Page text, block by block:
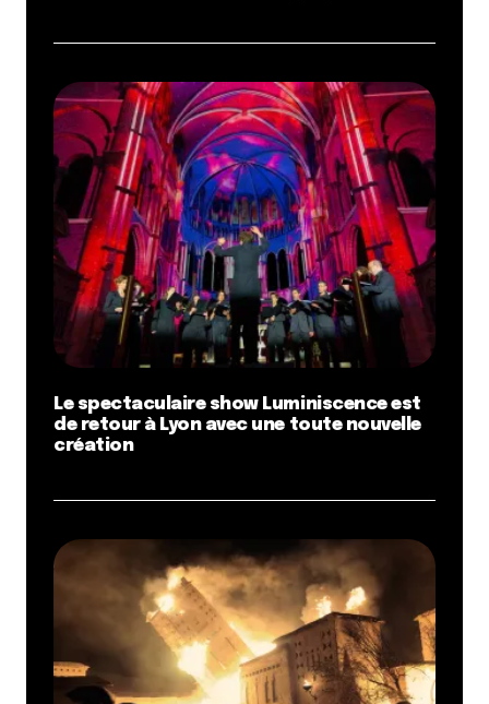
Le spectaculaire show Luminiscence est
de retour à Lyon avec une toute nouvelle
création